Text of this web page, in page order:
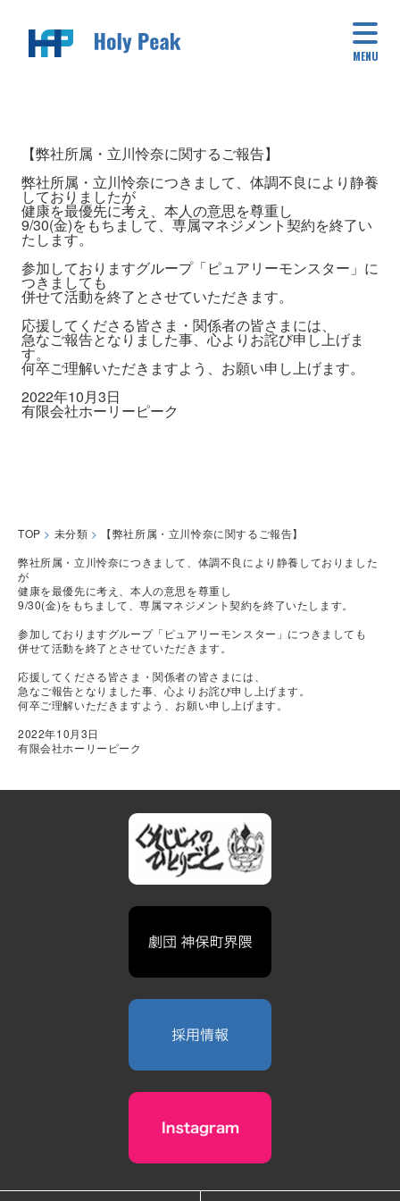
MENU
TOP > 未分類 >
【弊社所属・立川怜奈に関するご報告】
弊社所属・立川怜奈につきまして、体調不良により静養しておりました
が
健康を最優先に考え、本人の意思を尊重し
9/30(金)をもちまして、専属マネジメント契約を終了いたします。
参加しておりますグループ「ピュアリーモンスター」につきましても
併せて活動を終了とさせていただきます。
応援してくださる皆さま・関係者の皆さまには、
急なご報告となりました事、心よりお詫び申し上げます。
何卒ご理解いただきますよう、お願い申し上げます。
2022年10月3日
有限会社ホーリーピーク
【弊社所属・立川怜奈に関するご報告】
弊社所属・立川怜奈につきまして、体調不良により静養
しておりましたが
健康を最優先に考え、本人の意思を尊重し
9/30(金)をもちまして、専属マネジメント契約を終了い
たします。
参加しておりますグループ「ピュアリーモンスター」に
つきましても
併せて活動を終了とさせていただきます。
応援してくださる皆さま・関係者の皆さまには、
急なご報告となりました事、心よりお詫び申し上げま
す。
何卒ご理解いただきますよう、お願い申し上げます。
2022年10月3日
有限会社ホーリーピーク